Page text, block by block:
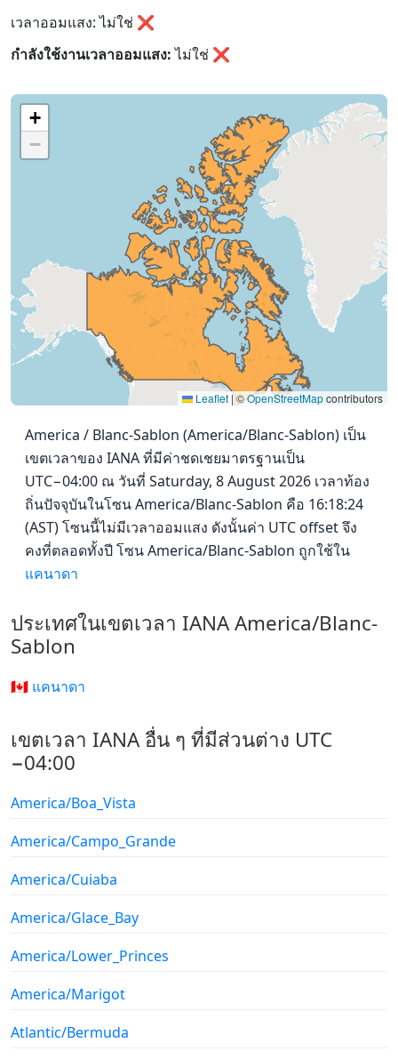
เวลาออมแสง: ไม่ใช่ ❌
กำลังใช้งานเวลาออมแสง:ไม่ใช่ ❌
+
−
Leaflet |©OpenStreetMapcontributors
America / Blanc-Sablon (America/Blanc-Sablon) เป็น
เขตเวลาของ IANA ที่มีค่าชดเชยมาตรฐานเป็น
UTC−04:00 ณ วันที่ Saturday, 8 August 2026 เวลาท้อง
ถิ่นปัจจุบันในโซน America/Blanc-Sablon คือ 16:18:24
(AST) โซนนี้ไม่มีเวลาออมแสง ดังนั้นค่า UTC offset จึง
คงที่ตลอดทั้งปี โซน America/Blanc-Sablon ถูกใช้ใน
แคนาดา
ประเทศในเขตเวลา IANA America/Blanc-
Sablon
🇨🇦 แคนาดา
เขตเวลา IANA อื่น ๆ ที่มีส่วนต่าง UTC
−04:00
America/Boa_Vista
America/Campo_Grande
America/Cuiaba
America/Glace_Bay
America/Lower_Princes
America/Marigot
Atlantic/Bermuda